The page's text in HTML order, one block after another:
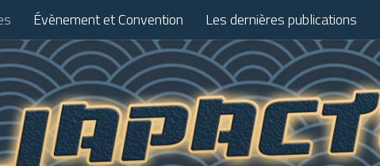
Évènement et Convention Les dernières publications